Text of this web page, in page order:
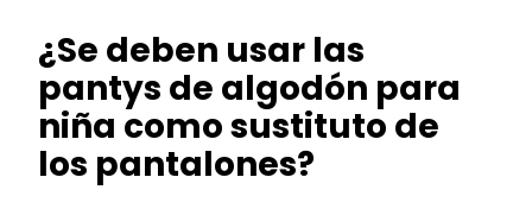
¿Se deben usar las
pantys de algodón para
niña como sustituto de
los pantalones?